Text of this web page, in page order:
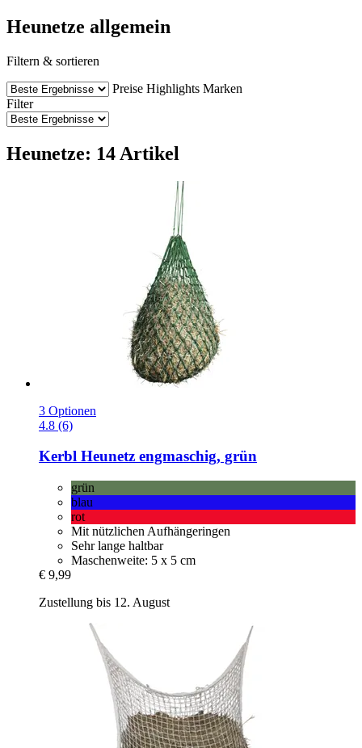
Heunetze allgemein
Filtern & sortieren
Preise Highlights Marken
Filter
Heunetze: 14 Artikel
3 Optionen
4.8 (6)
Kerbl Heunetz engmaschig, grün
grün
blau
rot
Mit nützlichen Aufhängeringen
Sehr lange haltbar
Maschenweite: 5 x 5 cm
€ 9,99
Zustellung bis 12. August